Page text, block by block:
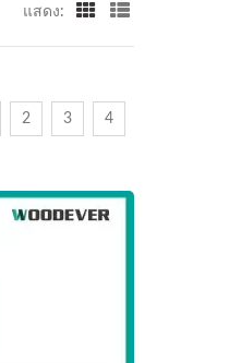
แสดง:
2 3 4